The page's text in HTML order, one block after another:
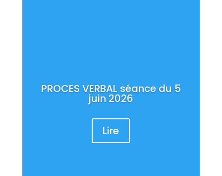
PROCES VERBAL séance du 5
juin 2026
Lire